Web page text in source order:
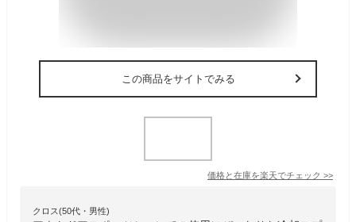
この商品をサイトでみる
価格と在庫を楽天でチェック >>
クロス(50代・男性)